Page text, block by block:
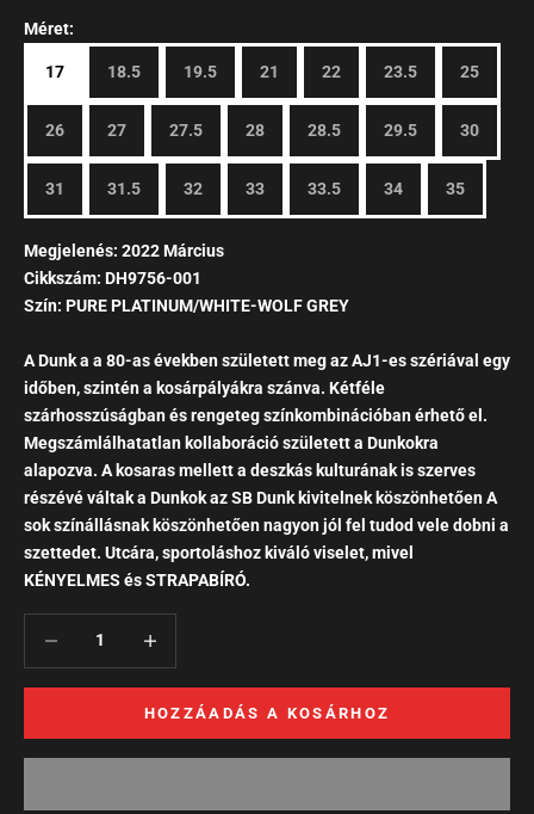
Méret:
17 18.5 19.5 21 22 23.5 25
26 27 27.5 28 28.5 29.5 30
31 31.5 32 33 33.5 34 35
Megjelenés: 2022 Március
Cikkszám: DH9756-001
Szín: PURE PLATINUM/WHITE-WOLF GREY
A Dunk a a 80-as években született meg azAJ1-es szériával egy
időben, szintén a kosárpályákra szánva. Kétféle
szárhosszúságban és rengeteg színkombinációban érhető el.
Megszámlálhatatlan kollaboráció született a Dunkokra
alapozva. A kosaras mellett a deszkás kulturának is szerves
részévé váltak a Dunkok az SB Dunk kivitelnek köszönhetően A
sok színállásnak köszönhetően nagyon jól fel tudod vele dobni a
szettedet. Utcára, sportoláshoz kiváló viselet, mivel
KÉNYELMES és STRAPABÍRÓ.
HOZZÁADÁS A KOSÁRHOZ